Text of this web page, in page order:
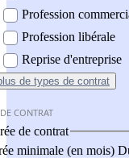
Profession
Profession libérale
Reprise d'entreprise
de types de contrat
CONTRAT
de contrat
minimale (en mois)